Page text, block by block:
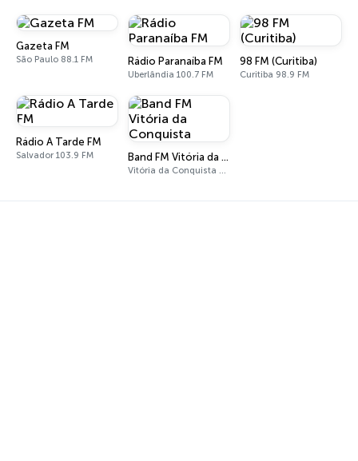
Gazeta FM
São Paulo 88.1 FM Rádio Paranaíba FM
Uberlândia 100.7 FM
98 FM (Curitiba)
Curitiba 98.9 FM
Rádio A Tarde FM
Salvador 103.9 FM Band FM Vitória da Conquista
Vitória da Conquista 99.1 FM